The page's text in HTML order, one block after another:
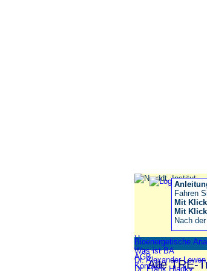
Home
Impressum
AGB
Kontakt
Bioenergetische
Was ist BA
Dr. Alexander Lowen
Dr. Frank Hladky
Alle TRE-
Fahren
Mit Klick
Mit Klick
Nach